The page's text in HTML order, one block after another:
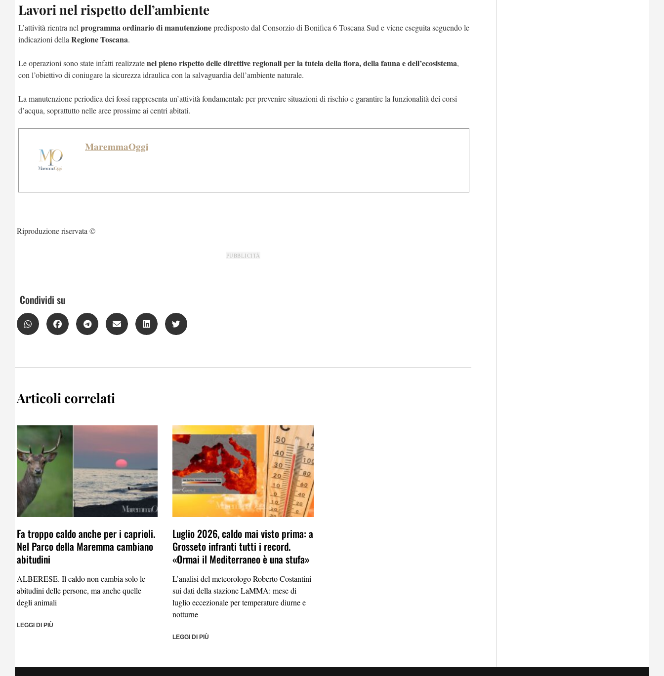
Lavori nel rispetto dell’ambiente
L’attività rientra nel programma ordinario di manutenzionepredisposto dal Consorzio di Bonifica 6 Toscana Sud e viene eseguita seguendo le
indicazioni della Regione Toscana.
Le operazioni sono state infatti realizzatenel pieno rispetto delle direttive regionali per la tutela della flora, della fauna e dell’ecosistema,
con l’obiettivo di coniugare la sicurezza idraulica con la salvaguardia dell’ambiente naturale.
La manutenzione periodica dei fossi rappresenta un’attività fondamentale per prevenire situazioni di rischio e garantire la funzionalità dei corsi
d’acqua, soprattutto nelle aree prossime ai centri abitati.
MaremmaOggi
Riproduzione riservata ©
PUBBLICITÀ
Condividi su
Articoli correlati
Fa troppo caldo anche per i caprioli.
Nel Parco della Maremma cambiano
abitudini
ALBERESE. Il caldo non cambia solo le
abitudini delle persone, ma anche quelle
degli animali
LEGGI DI PIÙ
Luglio 2026, caldo mai visto prima: a
Grosseto infranti tutti i record.
«Ormai il Mediterraneo è una stufa»
L’analisi del meteorologo Roberto Costantini
sui dati della stazione LaMMA: mese di
luglio eccezionale per temperature diurne e
notturne
LEGGI DI PIÙ